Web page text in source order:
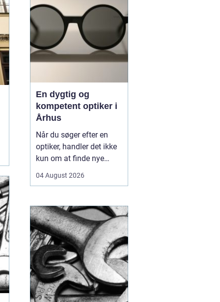
tunge at være i. I en by
som Odense, hv...
En dygtig og
kompetent optiker i
Århus
Når du søger efter en
optiker, handler det ikke
kun om at finde nye
men om at få faglig
synsprøver og produkter,
der passer til din
hverdag. I hjertet af byen
find...
04 August 2026